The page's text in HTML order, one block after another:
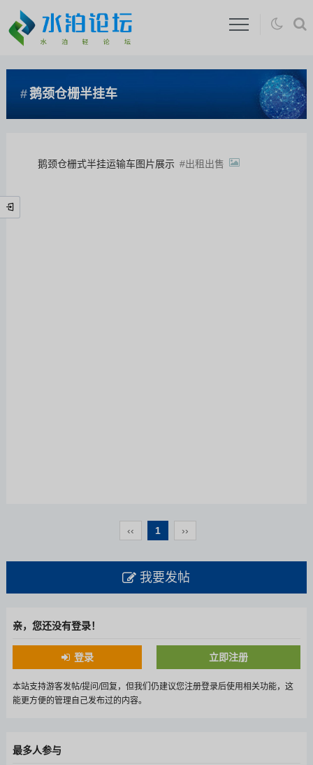
鹅颈仓栅半挂车
鹅颈仓栅式半挂运输车图片展示 出租出售
‹‹ 1 ››
我要发帖
亲，您还没有登录！
登录 立即注册
本站支持游客发帖/提问/回复，但我们仍建议您注册登录后使用相关功能，这
能更方便的管理自己发布过的内容。
最多人参与